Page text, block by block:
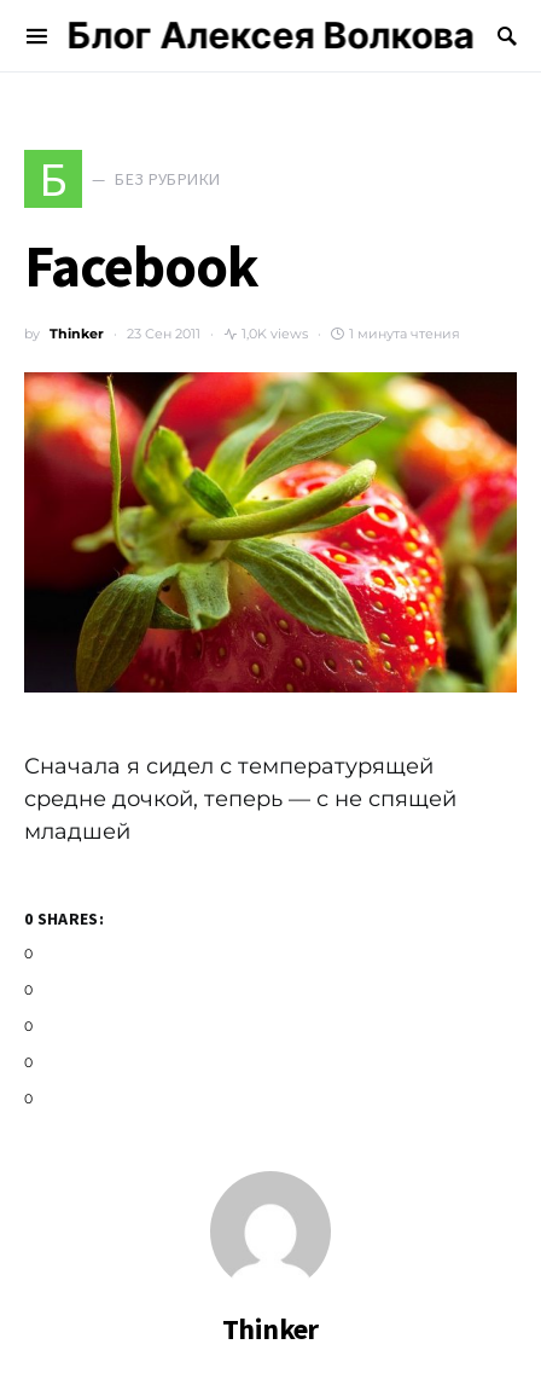
Блог Алексея Волкова
Search for:
Б БЕЗ РУБРИКИ
Facebook
by Thinker 23 Сен 2011 1,0K views 1 минута чтения
Сначала я сидел с температурящей
средне дочкой, теперь — с не спящей
младшей
0 SHARES:
0
0
0
0
0
Thinker